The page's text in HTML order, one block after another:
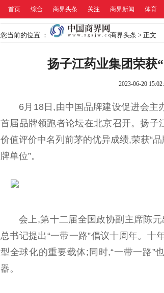
首页 综合 商界头条 关注 商界新闻 体育
您当前的位置 ： 商界头条 >正文
扬子江药业集团荣获
2023-06-20
6月18日,由中国品牌建设促进会主
首届品牌领跑者论坛在北京召开。扬
价值评价中名列前茅的优异成绩,荣获“
牌单位”。
会上,第十二届全国政协副主席陈
总书记提出“一带一路”倡议十周年。十
型全球化的重要载体;同时,“一带一路”
器。